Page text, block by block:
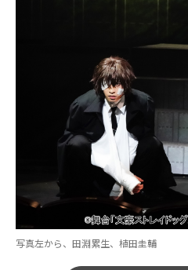
写真左から、田淵累生、植田圭輔